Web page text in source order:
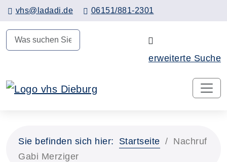
vhs@ladadi.de 06151/881-2301
erweiterte Suche
Hauptinhalt anspringen
Sie befinden sich hier: Startseite
Nachruf
Gabi Merziger